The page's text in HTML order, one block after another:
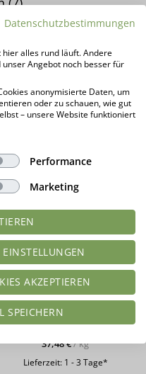
…
Trinkschokolade KAKAO
DELUXE – Trinkkakao
Kakaopulver | low-carb keto |
Bewertet
mit5von
5
geprüfte Gesamtbewertungen
14,99€
37,48€/kg
Lieferzeit: 1 - 3 Tage*
Datenschutzbestimmungen
alles rund läuft. Andere
Angebot noch besser für
anonymisierte Daten, um
oder zu schauen, wie gut
– unsere Website funktioniert
Performance
Marketing
AKZEPTIEREN
SPEICHERN